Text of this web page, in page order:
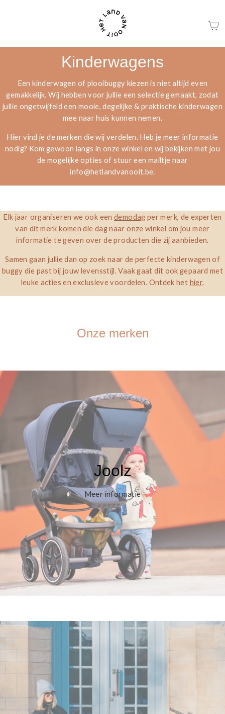
Kinderwagens
Een kinderwagen of plooibuggy kiezen is niet altijd even
gemakkelijk. Wij hebben voor jullie een selectie gemaakt, zodat
jullie ongetwijfeld een mooie, degelijke & praktische kinderwagen
mee naar huis kunnen nemen.
Hier vind je de merken die wij verdelen. Heb je meer informatie
nodig? Kom gewoon langs in onze winkel en wij bekijken met jou
de mogelijke opties of stuur een mailtje naar
info@hetlandvanooit.be.
Elk jaar organiseren we ook eendemodag per merk, de experten
van dit merk komen die dag naar onze winkel om jou meer
informatie te geven over de producten die zij aanbieden.
Samen gaan jullie dan op zoek naar de perfecte kinderwagen of
buggy die past bij jouw levensstijl. Vaak gaat dit ook gepaard met
leuke acties en exclusieve voordelen. Ontdek het hier.
Onze merken
Joolz
Meer informatie